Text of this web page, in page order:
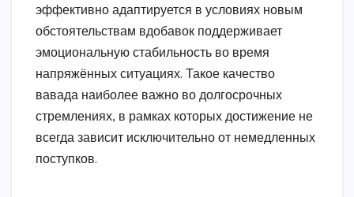
эффективно адаптируется в условиях новым
обстоятельствам вдобавок поддерживает
эмоциональную стабильность во время
напряжённых ситуациях. Такое качество
вавада наиболее важно во долгосрочных
стремлениях, в рамках которых достижение не
всегда зависит исключительно от немедленных
поступков.